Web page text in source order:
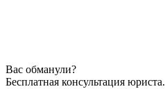
Вас обманули?
Бесплатная консультация юриста.